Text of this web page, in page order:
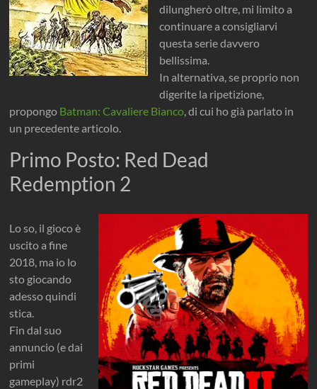
dilungherò oltre, mi limito a
continuare a consigliarvi
questa serie davvero
bellissima.
In alternativa, se proprio non
digerite la ripetizione,
propongo Batman: Cavaliere Bianco, di cui ho già parlato in
un precedente articolo.
Primo Posto: Red Dead
Redemption 2
Lo so, il gioco è
uscito a fine
2018, ma io lo
sto giocando
adesso quindi
stica.
Fin dal suo
annuncio (e dai
primi
gameplay) rdr2